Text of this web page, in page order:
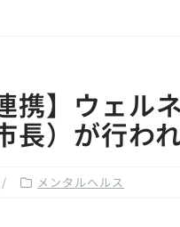
携】ウェル
長）が行わ
メンタルヘルス